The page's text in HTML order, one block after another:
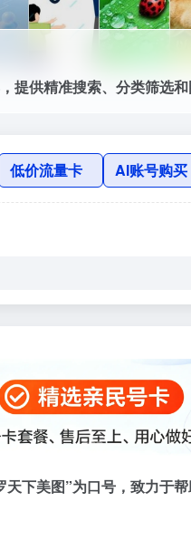
低价流量卡 AI账号购买
下美图”为口号，致力于